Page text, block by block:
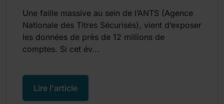
Une faille massive au sein de l’ANTS (Agence
Nationale des Titres Sécurisés), vient d’exposer
les données de près de 12 millions de
comptes. Si cet év...
Lire l'article